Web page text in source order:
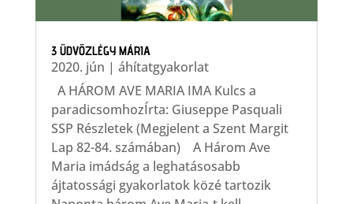
3 ÜDVÖZLÉGY MÁRIA
2020. jún | áhítatgyakorlat
A HÁROM AVE MARIA IMA Kulcs a
paradicsomhozÍrta: Giuseppe Pasquali
SSP Részletek (Megjelent a Szent Margit
Lap 82-84. számában) A Három Ave
Maria imádság a leghatásosabb
ájtatossági gyakorlatok közé tartozik